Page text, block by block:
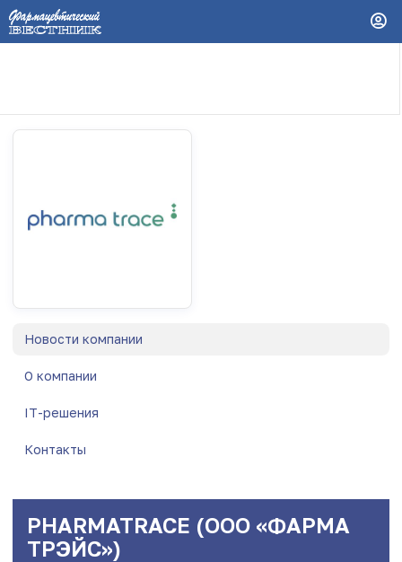
Новости компании
О компании
IT-решения
Контакты
PHARMATRACE (ООО «ФАРМА
ТРЭЙС»)